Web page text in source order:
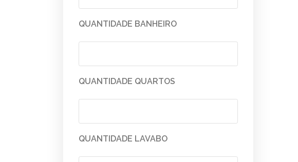
QUANTIDADE BANHEIRO
QUANTIDADE QUARTOS
QUANTIDADE LAVABO